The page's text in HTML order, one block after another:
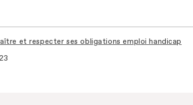
et respecter ses obligations emploi handicap